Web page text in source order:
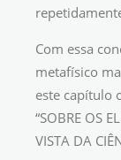
Com essa
metafísico
este capítulo
“SOBRE OS
VISTA DA